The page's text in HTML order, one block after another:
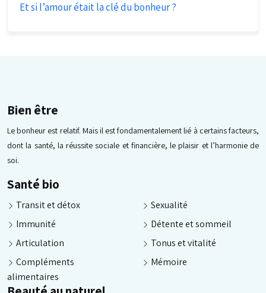
Et si l’amour était la clé du bonheur ?
Bien être
Le bonheur est relatif. Mais il est fondamentalement lié à certains facteurs,
dont la santé, la réussite sociale et financière, le plaisir et l’harmonie de
soi.
Santé bio
Transit et détox
Immunité
Articulation
Compléments
alimentaires
Sexualité
Détente et sommeil
Tonus et vitalité
Mémoire